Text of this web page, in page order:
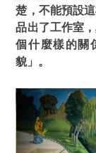
楚，不能預設
品出了工作室
個什麼樣的關
貌」 。